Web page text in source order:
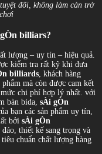
đối, không làm cản trở
billiars?
lượng – uy tín – hiệu quả.
kiểm tra rất kỹ khi đưa
billiards , khách hàng
mà còn được cam kết
chi phí hợp lý nhất. với
bàn bida, sÀi gÒn
bạn các sản phẩm uy tín,
bởi sÀi gÒn
thiết kế sang trọng và
chuẩn chất lượng hàng